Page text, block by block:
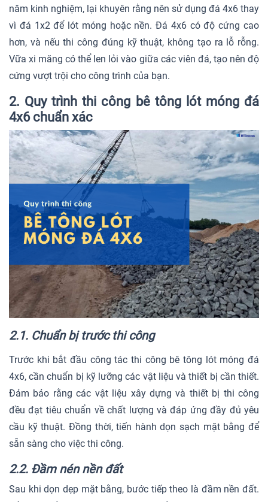
năm kinh nghiệm, lại khuyên rằng nên sử dụng đá 4x6 thay
vì đá 1x2 để lót móng hoặc nền. Đá 4x6 có độ cứng cao
hơn, và nếu thi công đúng kỹ thuật, không tạo ra lỗ rỗng.
Vữa xi măng có thể len lỏi vào giữa các viên đá, tạo nên độ
cứng vượt trội cho công trình của bạn.
2. Quy trình thi công bê tông lót móng đá
4x6 chuẩn xác
2.1. Chuẩn bị trước thi công
Trước khi bắt đầu công tác thi công bê tông lót móng đá
4x6, cần chuẩn bị kỹ lưỡng các vật liệu và thiết bị cần thiết.
Đảm bảo rằng các vật liệu xây dựng và thiết bị thi công
đều đạt tiêu chuẩn về chất lượng và đáp ứng đầy đủ yêu
cầu kỹ thuật. Đồng thời, tiến hành dọn sạch mặt bằng để
sẵn sàng cho việc thi công.
2.2. Đầm nén nền đất
Sau khi dọn dẹp mặt bằng, bước tiếp theo là đầm nền đất.